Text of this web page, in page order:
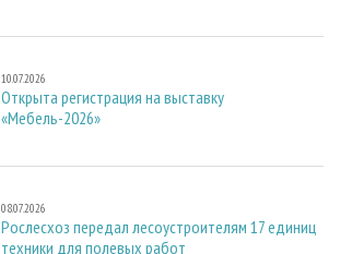
10.07.2026
Открыта регистрация на выставку
«Мебель-2026»
08.07.2026
Рослесхоз передал лесоустроителям 17 единиц
техники для полевых работ